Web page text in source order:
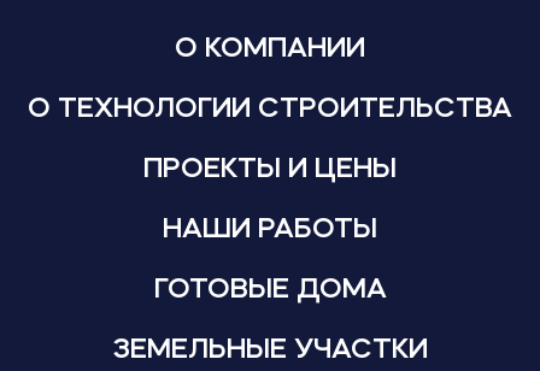
О КОМПАНИИ
О ТЕХНОЛОГИИ СТРОИТЕЛЬСТВА
ПРОЕКТЫ И ЦЕНЫ
НАШИ РАБОТЫ
ГОТОВЫЕ ДОМА
ЗЕМЕЛЬНЫЕ УЧАСТКИ